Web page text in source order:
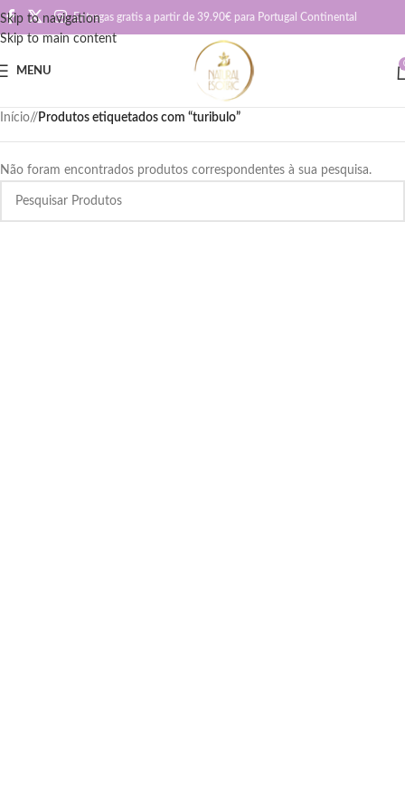
Skip to navigation
Skip to main content
Entregas gratis a partir de 39.90€ para Portugal Continental
MENU
Início/ Produtos etiquetados com “turibulo”
Não foram encontrados produtos correspondentes à sua pesquisa.